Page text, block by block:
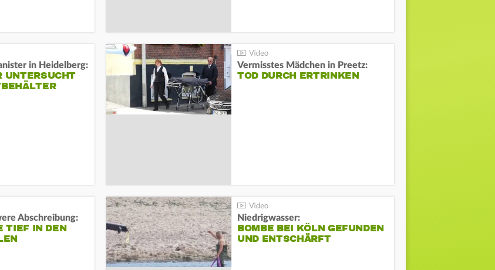
in Heidelberg:
UNTERSUCHT
Vermisstes Mädchen in Preetz:
TOD DURCH ERTRINKEN
Abschreibung:
TIEF IN DEN
Niedrigwasser:
BOMBE BEI KÖLN GEFUNDEN
UND ENTSCHÄRFT